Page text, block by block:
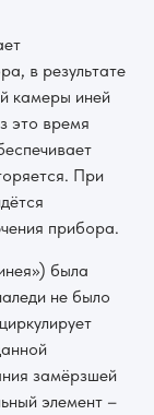
в результате
камеры иней
это время
При
прибора.
была
не было
замёрзшей
элемент –